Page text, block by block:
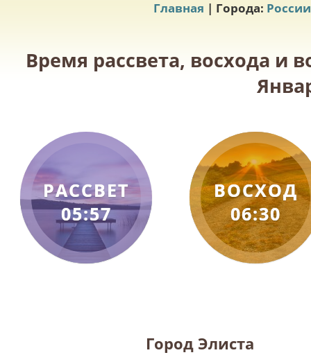
Главная | Города: России
Время рассвета, восхода и
РАССВЕТ
05:57
ВОСХОД
06:30
Город Элиста